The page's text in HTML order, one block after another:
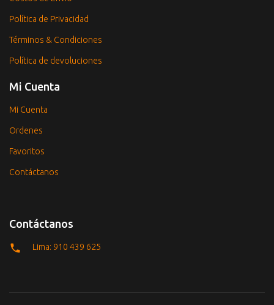
Política de Privacidad
Términos & Condiciones
Política de devoluciones
Mi Cuenta
Mi Cuenta
Ordenes
Favoritos
Contáctanos
Contáctanos
Lima: 910 439 625